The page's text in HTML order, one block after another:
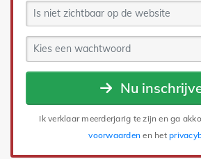
Nu
Ik verklaar meerderjarig te zijn en ga
voorwaarden en het